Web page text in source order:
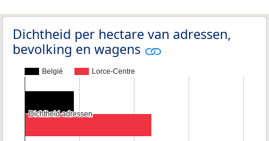
Dichtheid per hectare van adressen,
bevolking en wagens
België Lorce-Centre
Dichtheid adressen
Dichtheid adressen